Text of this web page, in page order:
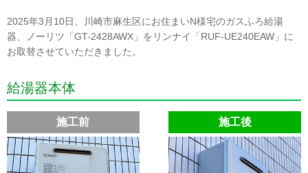
2025年3月10日、川崎市麻生区にお住まいN様宅のガスふろ給湯
器、ノーリツ「GT-2428AWX」をリンナイ「RUF-UE240EAW」に
お取替させていただきました。
給湯器本体
施工前 施工後